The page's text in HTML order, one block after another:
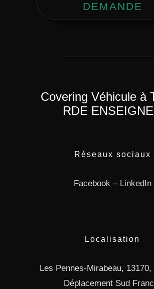
DEMANDE
Covering Véhicule à
RDE
Réseaux sociaux
Facebook– LinkedIn
Localisation
Les Pennes-Mirabeau, 13170,
Déplacement Sud